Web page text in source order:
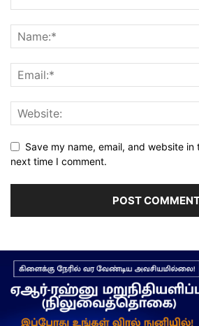
Save my name, email, and website
next time I comment.